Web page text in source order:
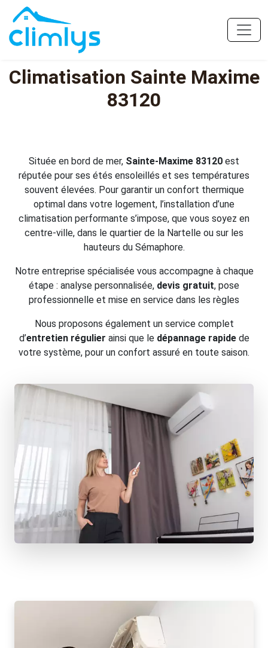
Climatisation Sainte Maxime
83120
Située en bord de mer, Sainte-Maxime 83120 est
réputée pour ses étés ensoleillés et ses températures
souvent élevées. Pour garantir un confort thermique
optimal dans votre logement, l’installation d’une
climatisation performante s’impose, que vous soyez en
centre-ville, dans le quartier de la Nartelle ou sur les
hauteurs du Sémaphore.
Notre entreprise spécialisée vous accompagne à chaque
étape : analyse personnalisée, devis gratuit, pose
professionnelle et mise en service dans les règles
Nous proposons également un service complet
d’entretien régulier ainsi que le dépannage rapidede
votre système, pour un confort assuré en toute saison.